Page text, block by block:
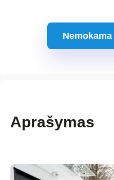
Aprašymas